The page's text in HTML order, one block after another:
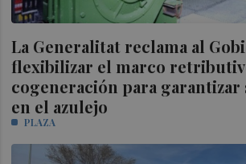
La Generalitat reclama al
flexibilizar el marco
cogeneración para garantizar
en el azulejo
PLAZA